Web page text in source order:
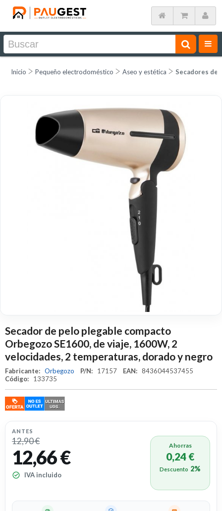
Inicio Pequeño electrodoméstico Aseo y estética Secadores de
Secador de pelo plegable compacto
Orbegozo SE1600, de viaje, 1600W, 2
velocidades, 2 temperaturas, dorado y negro
Fabricante: Orbegozo P/N: 17157 EAN: 8436044537455
Código:
133735
ANTES
12,90 €
12,66 €
IVA incluido
Ahorras
0,24 €
Descuento 2%